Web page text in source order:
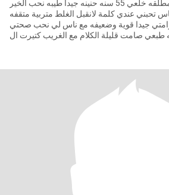
انا مراة مغربية اصيلة مطلقه خلعي 55 سنه حنينه جيدا طيبه نحب الخير
تحبني عندي كلمة لانقبل الغلط متربية متقفه
جيدا قوية وضعيفه مع ناس لي نحب صحتي
طبعي صامت قليلة الكلام مع الغريب كتيرت ال